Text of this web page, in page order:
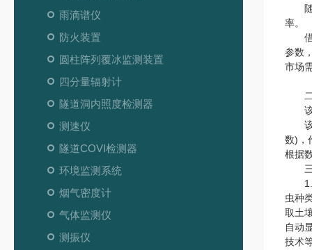
雨滴谱仪
防火装置
圆柱阵列覆冰监测装置
四分量辐射计
隧道洞内照度检测器
测速仪
隧道COVI检测器
环境监测系统
烟气密度计
气体监测仪
测振仪
随
率。
借
参数
市场
二
该
该
数)，
根据
三
1.农
虫种
取土
自动
技术